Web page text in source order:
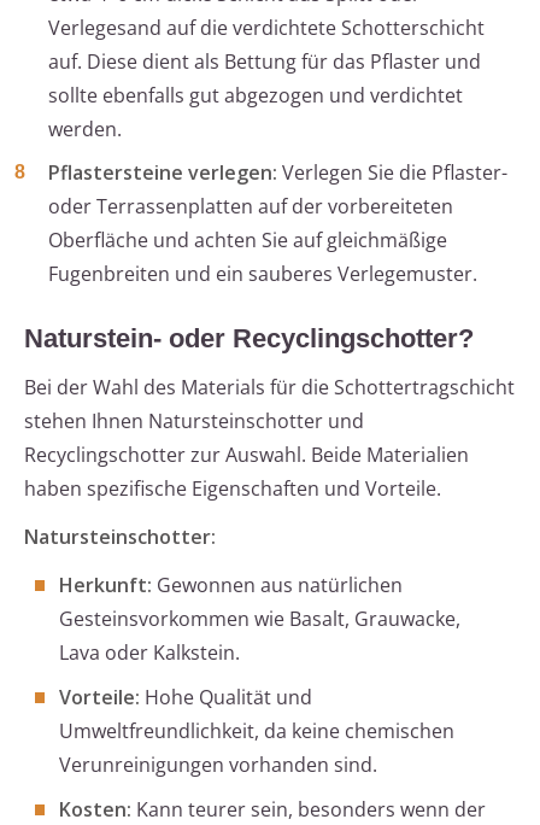
Verlegesand auf die verdichtete Schotterschicht
auf. Diese dient als Bettung für das Pflaster und
sollte ebenfalls gut abgezogen und verdichtet
werden.
Pflastersteine verlegen: Verlegen Sie die Pflaster-
oder Terrassenplatten auf der vorbereiteten
Oberfläche und achten Sie auf gleichmäßige
Fugenbreiten und ein sauberes Verlegemuster.
Naturstein- oder Recyclingschotter?
Bei der Wahl des Materials für die Schottertragschicht
stehen Ihnen Natursteinschotter und
Recyclingschotter zur Auswahl. Beide Materialien
haben spezifische Eigenschaften und Vorteile.
Natursteinschotter:
Herkunft: Gewonnen aus natürlichen
Gesteinsvorkommen wie Basalt, Grauwacke,
Lava oder Kalkstein.
Vorteile: Hohe Qualität und
Umweltfreundlichkeit, da keine chemischen
Verunreinigungen vorhanden sind.
Kosten: Kann teurer sein, besonders wenn der